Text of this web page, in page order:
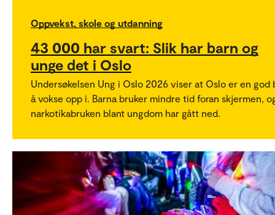
Oppvekst, skole og utdanning
43 000 har svart: Slik har barn og
unge det i Oslo
Undersøkelsen Ung i Oslo 2026 viser at Oslo er en god
å vokse opp i. Barna bruker mindre tid foran skjermen,
narkotikabruken blant ungdom har gått ned.